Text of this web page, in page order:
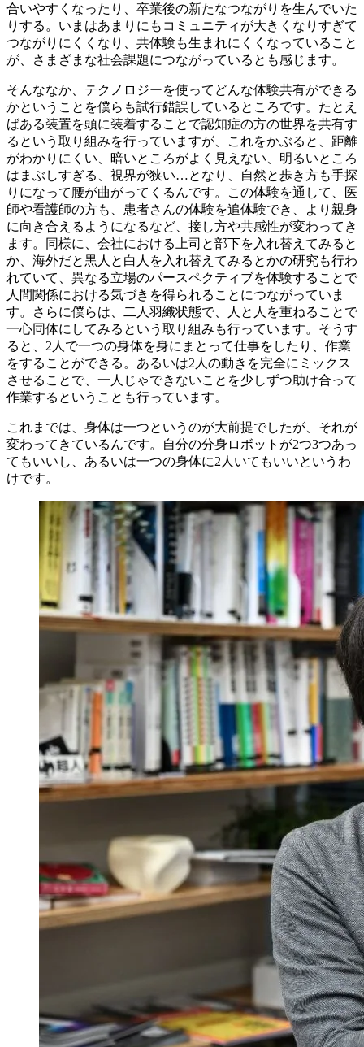
合いやすくなったり、卒業後の新たなつながりを生んでいた
りする。いまはあまりにもコミュニティが大きくなりすぎて
つながりにくくなり、共体験も生まれにくくなっていること
が、さまざまな社会課題につながっているとも感じます。
そんななか、テクノロジーを使ってどんな体験共有ができる
かということを僕らも試行錯誤しているところです。たとえ
ばある装置を頭に装着することで認知症の方の世界を共有す
るという取り組みを行っていますが、これをかぶると、距離
がわかりにくい、暗いところがよく見えない、明るいところ
はまぶしすぎる、視界が狭い…となり、自然と歩き方も手探
りになって腰が曲がってくるんです。この体験を通して、医
師や看護師の方も、患者さんの体験を追体験でき、より親身
に向き合えるようになるなど、接し方や共感性が変わってき
ます。同様に、会社における上司と部下を入れ替えてみると
か、海外だと黒人と白人を入れ替えてみるとかの研究も行わ
れていて、異なる立場のパースペクティブを体験することで
人間関係における気づきを得られることにつながっていま
す。さらに僕らは、二人羽織状態で、人と人を重ねることで
一心同体にしてみるという取り組みも行っています。そうす
ると、2人で一つの身体を身にまとって仕事をしたり、作業
をすることができる。あるいは2人の動きを完全にミックス
させることで、一人じゃできないことを少しずつ助け合って
作業するということも行っています。
これまでは、身体は一つというのが大前提でしたが、それが
変わってきているんです。自分の分身ロボットが2つ3つあっ
てもいいし、あるいは一つの身体に2人いてもいいというわ
けです。